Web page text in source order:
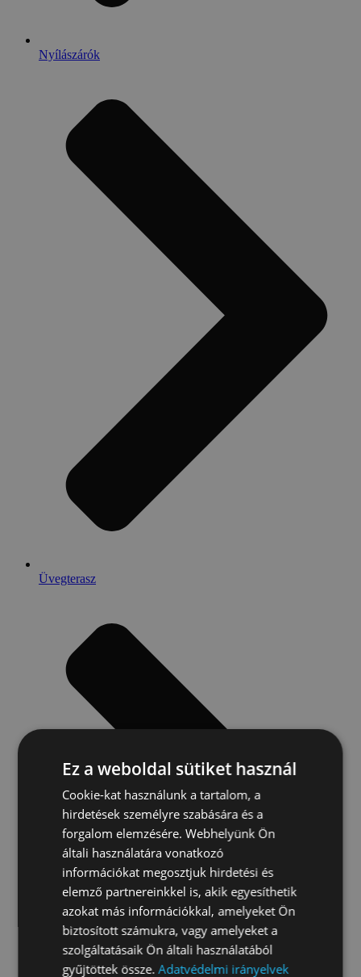
Nyílászárók
Üvegterasz
Ez a weboldal sütiket használ
Cookie-kat használunk a tartalom, a
hirdetések személyre szabására és a
forgalom elemzésére. Webhelyünk Ön
általi használatára vonatkozó
információkat megosztjuk hirdetési és
elemző partnereinkkel is, akik egyesíthetik
azokat más információkkal, amelyeket Ön
biztosított számukra, vagy amelyeket a
szolgáltatásaik Ön általi használatából
gyűjtöttek össze.Adatvédelmi irányelvek